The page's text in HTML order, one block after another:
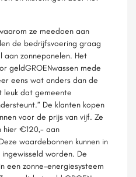
ze meedoen aan
de bedrijfsvoering graag
aan zonnepanelen. Het
geldGROENwassen mede
eens wat anders dan de
leuk dat gemeente
De klanten kopen
voor de prijs van vijf. Ze
hier €120,- aan
waardebonnen kunnen in
worden. De
een zonne-energiesysteem